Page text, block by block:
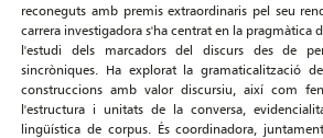
reconeguts amb premis extraordinaris pel seu
carrera investigadora s'ha centrat en la pragmàtica
l'estudi dels marcadors del discurs des de
sincròniques. Ha explorat la gramaticalització
construccions amb valor discursiu, així com
l'estructura i unitats de la conversa,
lingüística de corpus. És coordinadora,